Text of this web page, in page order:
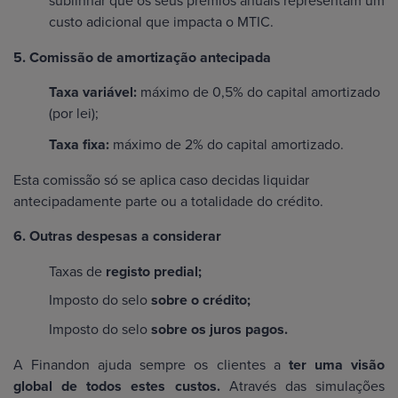
custo adicional que impacta o MTIC.
5. Comissão de amortização antecipada
Taxa variável: máximo de 0,5% do capital amortizado
(por lei);
Taxa fixa: máximo de 2% do capital amortizado.
Esta comissão só se aplica caso decidas liquidar
antecipadamente parte ou a totalidade do crédito.
6. Outras despesas a considerar
Taxas de registo predial;
Imposto do selosobre o crédito;
Imposto do selosobre os juros pagos.
A Finandon ajuda sempre os clientes ater uma visão
global de todos estes custos. Através das simulações